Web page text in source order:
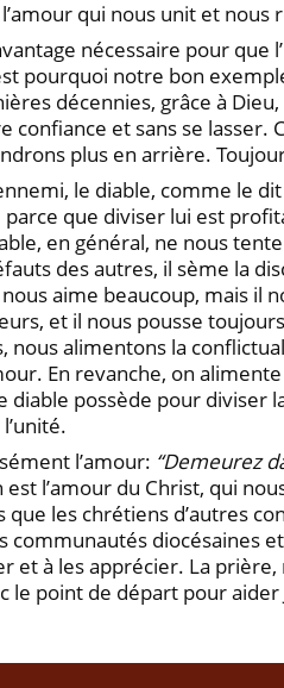
qui nous unit et nous
nécessaire pour
pourquoi notre bon
décennies, grâce à
et sans se lasser.
plus en arrière.
le diable, comme le
parce que diviser lui est
en général, ne nous
des autres, il sème la
aime beaucoup, mais
et il nous pousse
nous alimentons la
En revanche, on
diable possède pour
l’amour: “Demeurez
l’amour du Christ, qui
les chrétiens d’autres
diocésaines
et à les apprécier. La
le point de départ pour